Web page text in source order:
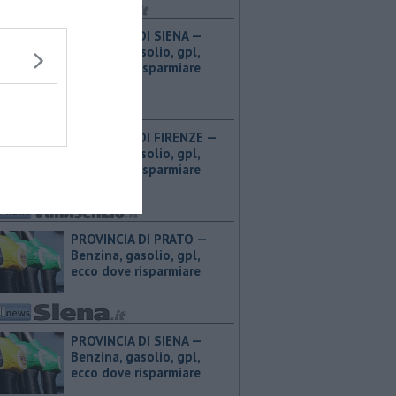
PROVINCIA DI SIENA — ​
Benzina, gasolio, gpl,
ecco dove risparmiare
PROVINCIA DI FIRENZE — ​
Benzina, gasolio, gpl,
ecco dove risparmiare
PROVINCIA DI PRATO — ​
Benzina, gasolio, gpl,
ecco dove risparmiare
PROVINCIA DI SIENA — ​
Benzina, gasolio, gpl,
ecco dove risparmiare